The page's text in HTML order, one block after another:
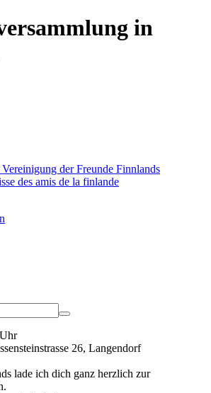
in
der Freunde Finnlands
des amis de la finlande
26, Langendorf
lade ich dich ganz herzlich zur